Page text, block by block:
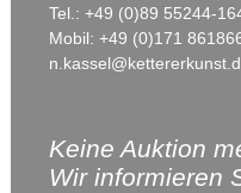
Tel.: +49 (0)89 55244-
Mobil: +49 (0)171
Keine Auktion
Wir informieren